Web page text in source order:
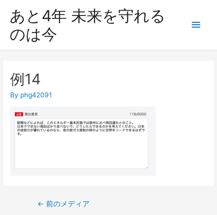
あと4年 未来を守れる
のは今
例14
By phg42091
← 前のメディア